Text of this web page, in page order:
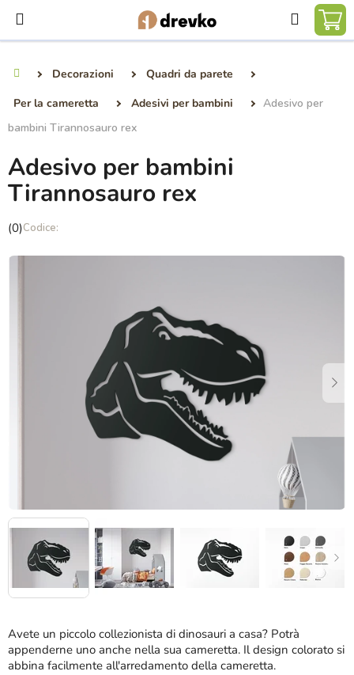
contenuto
Ricerca
Decorazioni
Quadri da parete
Per la cameretta
Adesivi per bambini
Adesivo per
bambini Tirannosauro rex
Avete un piccolo collezionista di dinosauri a casa? Potrà
appenderne uno anche nella sua cameretta. Il design colorato si
abbina facilmente all'arredamento della cameretta.
Adesivo per bambini
Tirannosauro rex
La
media
(0)